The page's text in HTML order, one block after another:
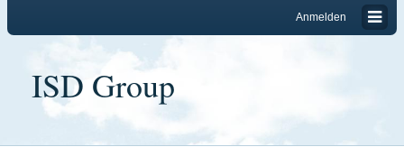
Anmelden
ISD Group